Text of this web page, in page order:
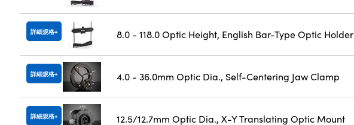
詳細規格 8.0 - 118.0 Optic Height, English Bar-Type Optic Holder
詳細規格 4.0 - 36.0mm Optic Dia., Self-Centering Jaw Clamp
詳細規格 12.5/12.7mm Optic Dia., X-Y Translating Optic Mount